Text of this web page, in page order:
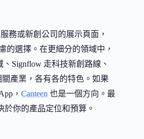
務或新創公司的展示頁面，
的選擇。在更細分的領域中，
Signflow 走科技新創路線、
產業，各有各的特色。如果
， Canteen 也是一個方向。最
你的產品定位和預算。